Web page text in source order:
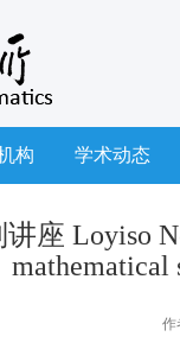
构 学术动态
座 Loyiso
mathematical
作